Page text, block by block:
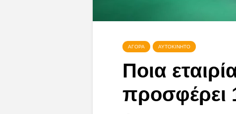
ΑΓΟΡΆ ΑΥΤΟΚΊΝΗΤΟ
Ποια
προσφέρει